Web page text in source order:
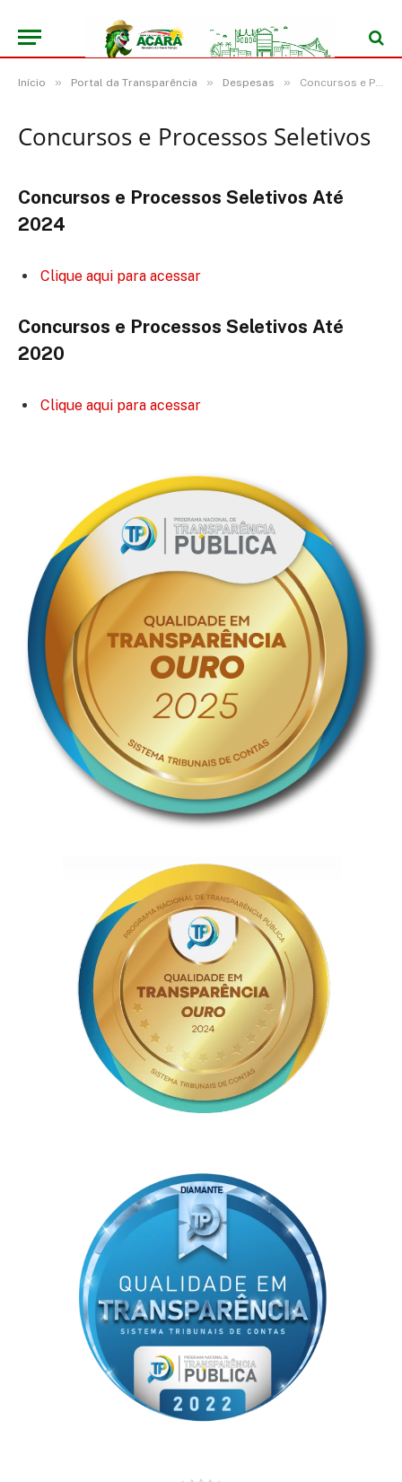
Início » Portal da Transparência » Despesas » Concursos e Processos Seletivos
Concursos e Processos Seletivos
Concursos e Processos Seletivos Até
2024
Clique aqui para acessar
Concursos e Processos Seletivos Até
2020
Clique aqui para acessar